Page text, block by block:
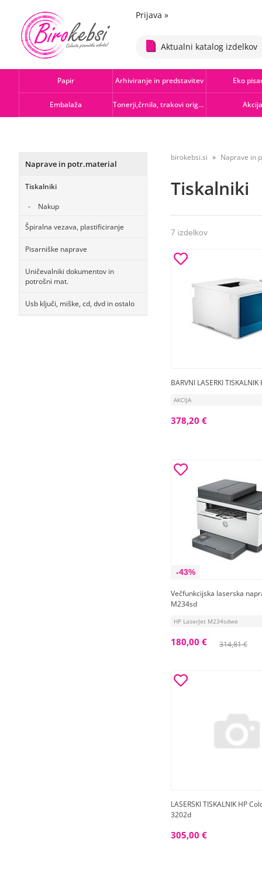
Prijava »
Aktualni katalog izdelkov
Papir Arhiviranje in predstavitev Eko
Embalaža Tonerji,črnila, trakovi orig.-rec. Akcija
Naprave in potr.material
Tiskalniki
Nakup
Špiralna vezava, plastificiranje
Pisarniške naprave
Uničevalniki dokumentov in
potrošni mat.
Usb ključi, miške, cd, dvd in ostalo
birokebsi.si Naprave in
Tiskalniki
7 izdelkov
BARVNI LASERKI
AKCIJA
378,20 €
-43%
Večfunkcijska laserska
M234sd
HP LaserJet M234sdwe
314,81 €
180,00 €
LASERSKI TISKALNIK HP
3202d
305,00 €